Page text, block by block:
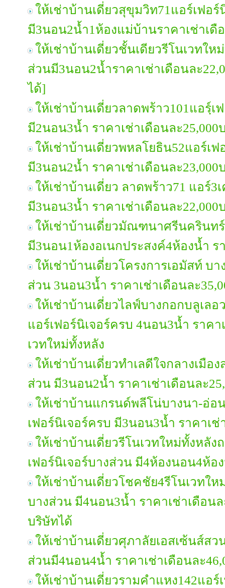
ให้เช่าบ้านเดี่ยวสุขุมวิท71แอร์เฟอร์
มี3นอน2น้ำ1ห้องแม่บ้านราคาเช่าเดื
ให้เช่าบ้านเดี่ยวชั้นเดียวรีโนเวทให
ส่วนมี3นอน2น้ำราคาเช่าเดือนละ
ได้]
ให้เช่าบ้านเดี่ยวลาดพร้าว101แอรฺ์เ
มี2นอน3น้ำ ราคาเช่าเดือนละ25,000
ให้เช่าบ้านเดี่ยวพหลโยธิน52แอร์เฟ
มี3นอน2น้ำ ราคาเช่าเดือนละ23,000
ให้เช่าบ้านเดี่ยว ลาดพร้าว71 แอร์3
มี3นอน3น้ำ ราคาเช่าเดือนละ22,000
ให้เช่าบ้านเดี่ยวมัณฑนาศรีนครินท
มี3นอน1ห้องอเนกประสงค์4ห้องน้ำ ร
ให้เช่าบ้านเดี่ยวโครงการเอมัสท์ บ
ส่วน 3นอน3น้ำ ราคาเช่าเดือนละ
ให้เช่าบ้านเดี่ยวไลฟ์บางกอกบลูเล
แอร์เฟอร์นิเจอร์ครบ 4นอน3น้ำ ราคา
เวทใหม่ทั้งหลัง
ให้เช่าบ้านเดี่ยวทำเลดีใจกลางเมือ
ส่วน มี3นอน2น้ำ ราคาเช่าเดือนละ
ให้เช่าบ้านแกรนด์พลีโน่บางนา-อ่อ
เฟอร์นิเจอร์ครบ มี3นอน3น้ำ ราคาเช่
ให้เช่าบ้านเดี่ยวรีโนเวทใหม่ทั้งหลั
เฟอร์นิเจอร์บางส่วน มี4ห้องนอน4ห้อ
ให้เช่าบ้านเดี่ยวโชคชัย4รีโนเวทให
บางส่วน มี4นอน3น้ำ ราคาเช่าเดือน
บริษัทได้
ให้เช่าบ้านเดี่ยวศุภาลัยเอสเซ้นส์สว
ส่วนมี4นอน4น้ำ ราคาเช่าเดือนละ
ให้เช่าบ้านเดี่ยวรามคำแหง142แอร์